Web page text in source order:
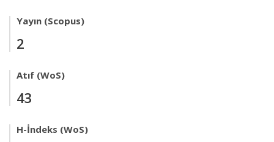
Yayın (Scopus)
2
Atıf (WoS)
43
H-İndeks (WoS)